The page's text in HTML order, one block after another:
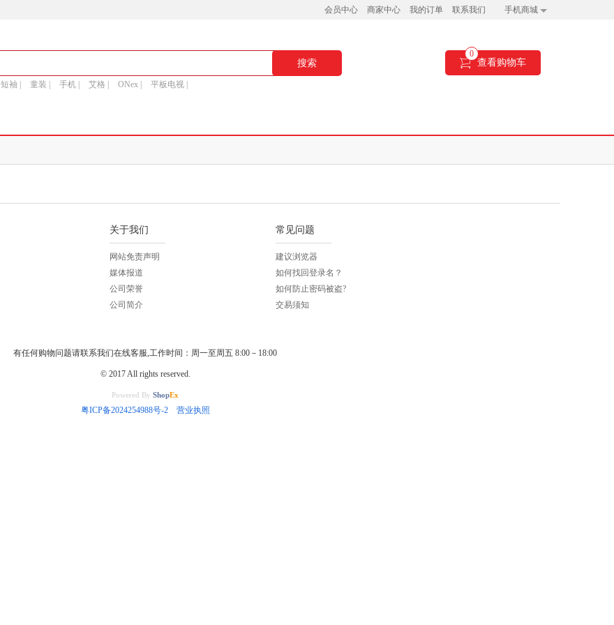
会员中心 商家中心 我的订单 联系我们 手机商城
搜索
短袖 | 童装 | 手机 | 艾格 | ONex | 平板电视 |
0
查看购物车
关于我们
网站免责声明
媒体报道
公司荣誉
公司简介
常见问题
建议浏览器
如何找回登录名？
如何防止密码被盗?
交易须知
有任何购物问题请联系我们在线客服,工作时间：周一至周五 8:00－18:00
© 2017 All rights reserved.
Powered By ShopEx
粤ICP备2024254988号-2 营业执照